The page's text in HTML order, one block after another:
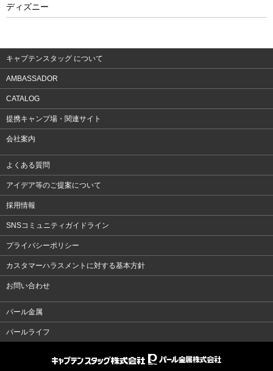
ウェア
ディズニー
キャプテンスタッグ について
AMBASSADOR
CATALOG
提携キャンプ場・関連サイト
会社案内
よくある質問
アイデア等のご提案について
採用情報
SNSコミュニティガイドライン
プライバシーポリシー
カスタマーハラスメントに対する基本方針
お問い合わせ
パール金属
パールライフ